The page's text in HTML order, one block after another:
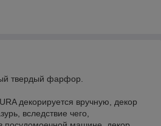
твердый фарфор.
декорируется вручную, декор
вследствие чего,